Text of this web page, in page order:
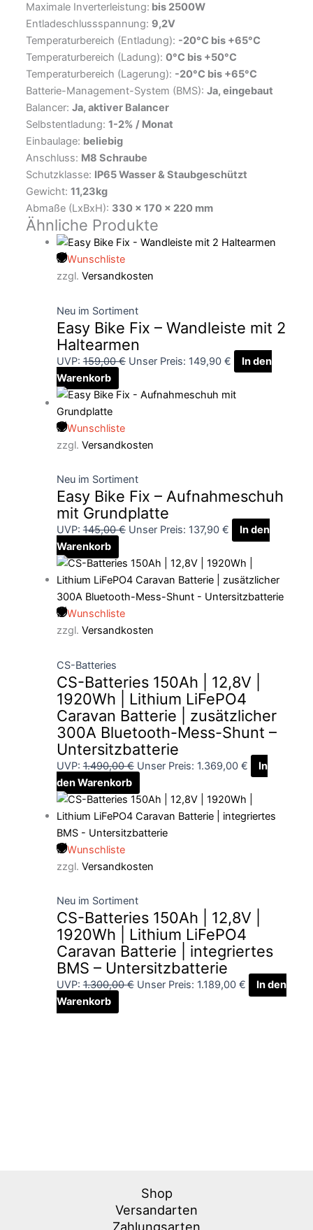
Maximale Inverterleistung: bis 2500W
Entladeschlussspannung: 9,2V
Temperaturbereich (Entladung): -20°C bis +65°C
Temperaturbereich (Ladung):0°C bis +50°C
Temperaturbereich (Lagerung): -20°C bis +65°C
Batterie-Management-System (BMS):Ja, eingebaut
Balancer:Ja, aktiver Balancer
Selbstentladung:1-2% / Monat
Einbaulage: beliebig
Anschluss: M8 Schraube
Schutzklasse: IP65 Wasser & Staubgeschützt
Gewicht:11,23kg
Abmaße (LxBxH): 330 x 170 x 220 mm
Ähnliche Produkte
Wunschliste
zzgl. Versandkosten
Neu im Sortiment
Easy Bike Fix – Wandleiste mit 2
Haltearmen
UVP: 159,00€ Unser Preis: 149,90 €
In den
Warenkorb
Wunschliste
zzgl. Versandkosten
Neu im Sortiment
Easy Bike Fix – Aufnahmeschuh
mit Grundplatte
UVP: 145,00€ Unser Preis: 137,90 €
In den
Warenkorb
Wunschliste
zzgl. Versandkosten
CS-Batteries
CS-Batteries 150Ah | 12,8V |
1920Wh | Lithium LiFePO4
Caravan Batterie | zusätzlicher
300A Bluetooth-Mess-Shunt –
Untersitzbatterie
UVP: 1.490,00€ Unser Preis: 1.369,00 €
In
den Warenkorb
Wunschliste
zzgl. Versandkosten
Neu im Sortiment
CS-Batteries 150Ah | 12,8V |
1920Wh | Lithium LiFePO4
Caravan Batterie | integriertes
BMS – Untersitzbatterie
UVP: 1.300,00€ Unser Preis: 1.189,00 €
In den
Warenkorb
Shop
Versandarten
Zahlungsarten